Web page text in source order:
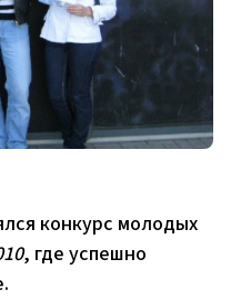
конкурс молодых
, где успешно